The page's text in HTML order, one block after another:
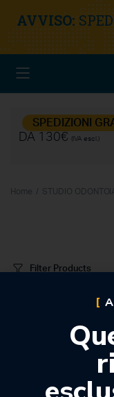
AVVISO:
SPEDIZIONI
DA 130€
(IVA escl.)
Home STUDIO
Filter Products